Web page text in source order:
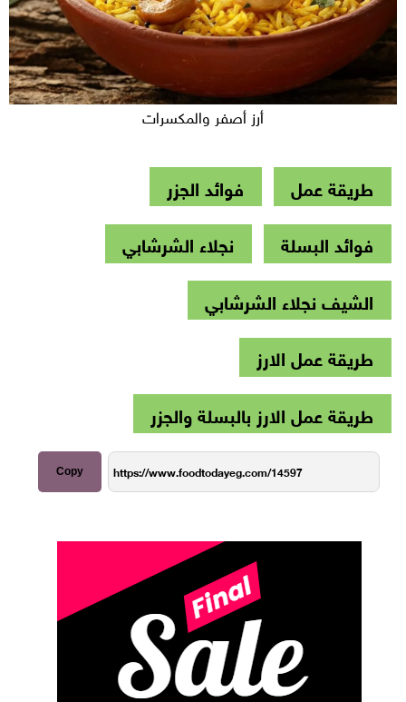
أرز أصفر والمكسرات
طريقة عمل
فوائد الجزر
فوائد البسلة
نجلاء الشرشابي
الشيف نجلاء الشرشابي
طريقة عمل الارز
طريقة عمل الارز بالبسلة والجزر
Copy